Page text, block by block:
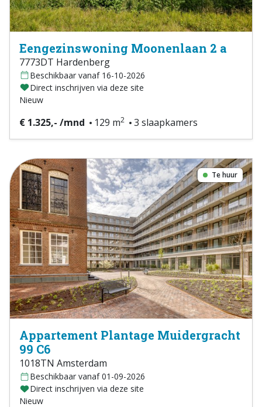
Eengezinswoning Moonenlaan 2 a
7773DT Hardenberg
Beschikbaar vanaf 16-10-2026
Direct inschrijven via deze site
Nieuw
€ 1.325,- /mnd 129 m2 3 slaapkamers
Te huur
Appartement Plantage Muidergracht
99 C6
1018TN Amsterdam
Beschikbaar vanaf 01-09-2026
Direct inschrijven via deze site
Nieuw